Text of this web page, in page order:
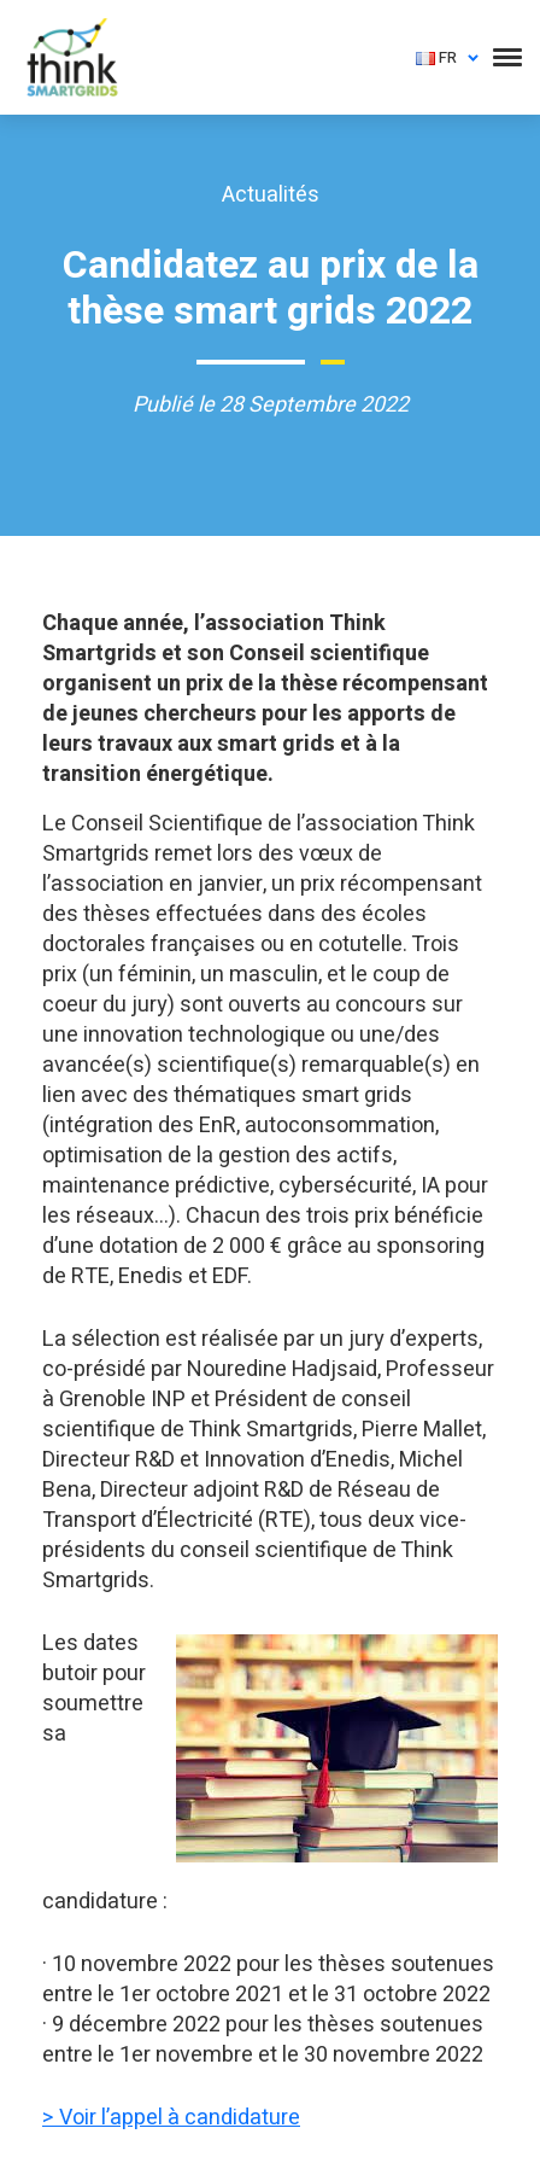
FR
Actualités
Candidatez au prix de la
thèse smart grids 2022
Publié le 28 Septembre 2022
Chaque année, l’association Think
Smartgrids et son Conseil scientifique
organisent un prix de la thèse récompensant
de jeunes chercheurs pour les apports de
leurs travaux aux smart grids et à la
transition énergétique.
Le Conseil Scientifique de l’association Think
Smartgrids remet lors des vœux de
l’association en janvier, un prix récompensant
des thèses effectuées dans des écoles
doctorales françaises ou en cotutelle. Trois
prix (un féminin, un masculin, et le coup de
coeur du jury) sont ouverts au concours sur
une innovation technologique ou une/des
avancée(s) scientifique(s) remarquable(s) en
lien avec des thématiques smart grids
(intégration des EnR, autoconsommation,
optimisation de la gestion des actifs,
maintenance prédictive, cybersécurité, IA pour
les réseaux…). Chacun des trois prix bénéficie
d’une dotation de 2 000 € grâce au sponsoring
de RTE, Enedis et EDF.
La sélection est réalisée par un jury d’experts,
co-présidé par Nouredine Hadjsaid, Professeur
à Grenoble INP et Président de conseil
scientifique de Think Smartgrids, Pierre Mallet,
Directeur R&D et Innovation d’Enedis, Michel
Bena, Directeur adjoint R&D de Réseau de
Transport d’Électricité (RTE), tous deux vice-
présidents du conseil scientifique de Think
Smartgrids.
Les dates
butoir pour
soumettre
sa
candidature :
· 10 novembre 2022 pour les thèses soutenues
entre le 1er octobre 2021 et le 31 octobre 2022
· 9 décembre 2022 pour les thèses soutenues
entre le 1er novembre et le 30 novembre 2022
> Voir l’appel à candidature